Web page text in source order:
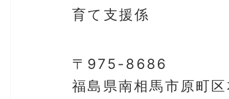
育て支援係
〒975-8686
福島県南相馬市原町